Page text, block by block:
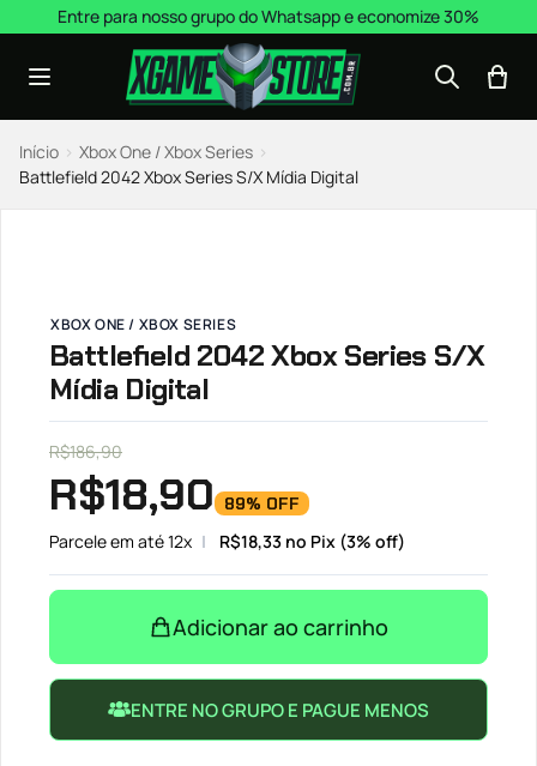
Pular para o conteúdo
Entre para nosso grupo do Whatsapp e economize 30%
Início › Xbox One / Xbox Series ›
Battlefield 2042 Xbox Series S/X Mídia Digital
XBOX ONE / XBOX SERIES
Battlefield 2042 Xbox Series S/X
Mídia Digital
R$186,90
R$18,90 89% OFF
Parcele em até 12x R$18,33 no Pix (3% off)
Adicionar ao carrinho
ENTRE NO GRUPO E PAGUE MENOS